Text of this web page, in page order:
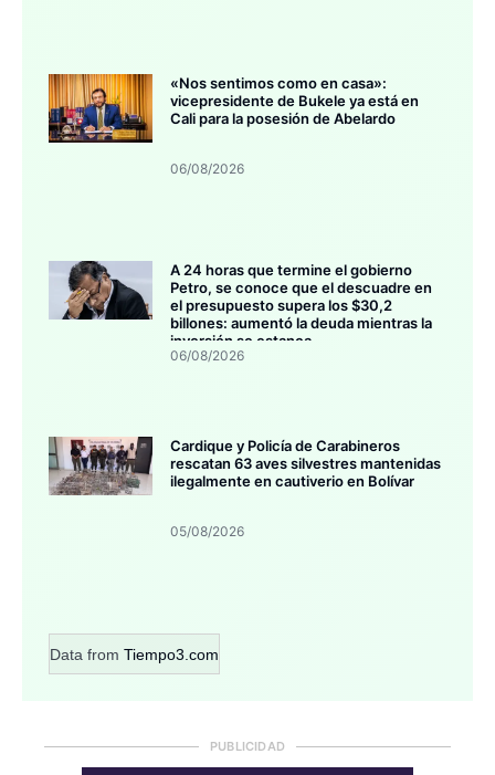
«Nos sentimos como en casa»:
vicepresidente de Bukele ya está en
Cali para la posesión de Abelardo
06/08/2026
A 24 horas que termine el gobierno
Petro, se conoce que el descuadre en
el presupuesto supera los $30,2
billones: aumentó la deuda mientras la
inversión se estanca
06/08/2026
Cardique y Policía de Carabineros
rescatan 63 aves silvestres mantenidas
ilegalmente en cautiverio en Bolívar
05/08/2026
Data from Tiempo3.com
PUBLICIDAD